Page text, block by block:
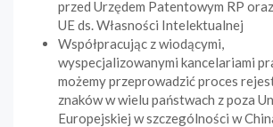
przed Urzędem Patentowym RP
UE ds. Własności Intelektualnej
Współpracując z wiodącymi,
wyspecjalizowanymi kancelariami
możemy przeprowadzić proces
znaków w wielu państwach z poza
Europejskiej w szczególności w